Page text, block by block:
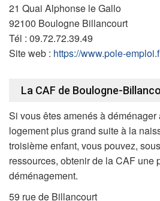
21 Quai Alphonse le Gallo
92100 Boulogne Billancourt
Tél : 09.72.72.39.49
Site web : https://www.pole-
La CAF de Boulogne-
Si vous êtes amenés à déménager
logement plus grand suite à la
troisième enfant, vous pouvez,
ressources, obtenir de la CAF une
déménagement.
59 rue de Billancourt